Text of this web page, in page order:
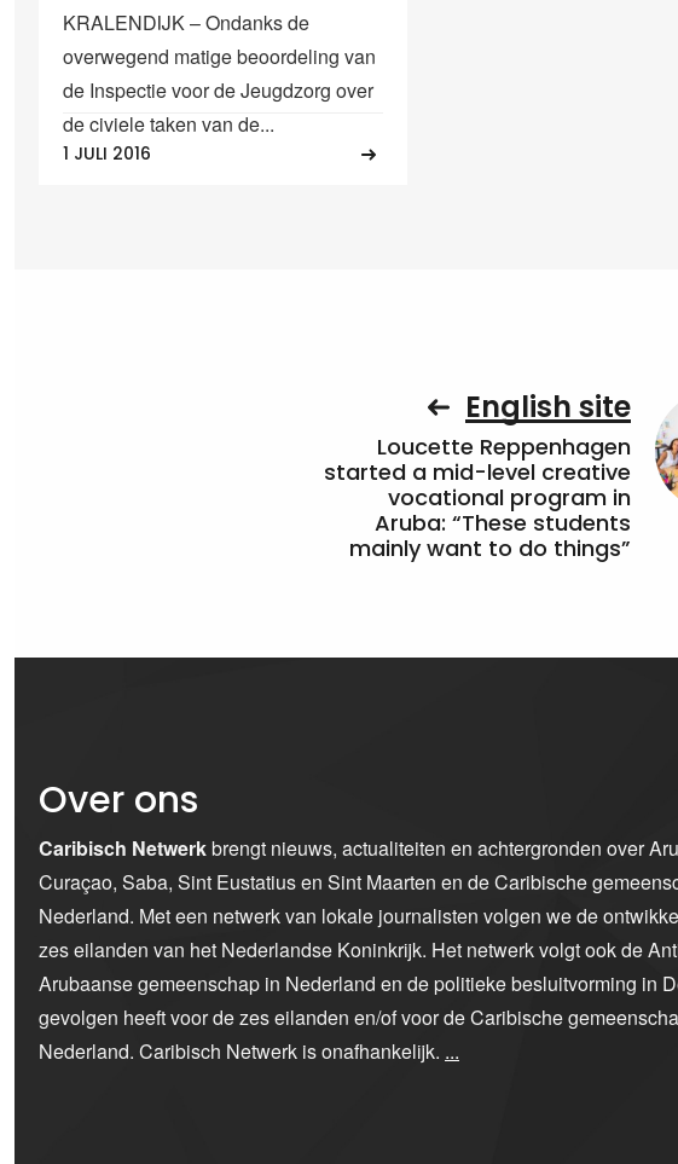
KRALENDIJK – Ondanks de
overwegend matige beoordeling van
de Inspectie voor de Jeugdzorg over
de civiele taken van de...
1 JULI 2016
English site
Loucette Reppenhagen
started a mid-level creative
vocational program in
Aruba: “These students
mainly want to do things”
Over ons
Caribisch Netwerkbrengt nieuws, actualiteiten en achtergronden over
Curaçao, Saba, Sint Eustatius en Sint Maarten en de Caribische
Nederland. Met een netwerk van lokale journalisten volgen we de
zes eilanden van het Nederlandse Koninkrijk. Het netwerk volgt ook de
Arubaanse gemeenschap in Nederland en de politieke besluitvorming in
gevolgen heeft voor de zes eilanden en/of voor de Caribische
Nederland. Caribisch Netwerk is onafhankelijk. ...